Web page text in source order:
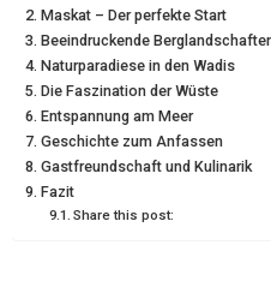
)
Maskat – Der perfekte Start
Beeindruckende
Naturparadiese in den Wadis
Die Faszination der Wüste
Entspannung am Meer
Geschichte zum Anfassen
Gastfreundschaft und Kulinarik
Fazit
Share this post: